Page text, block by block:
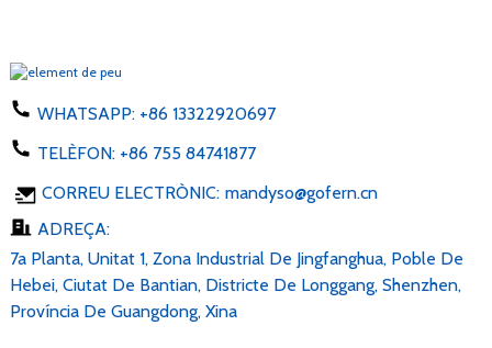
WHATSAPP: +86 13322920697
TELÈFON: +86 755 84741877
CORREU ELECTRÒNIC: mandyso@gofern.cn
ADREÇA:
7a Planta, Unitat 1, Zona Industrial De Jingfanghua, Poble De
Hebei, Ciutat De Bantian, Districte De Longgang, Shenzhen,
Província De Guangdong, Xina